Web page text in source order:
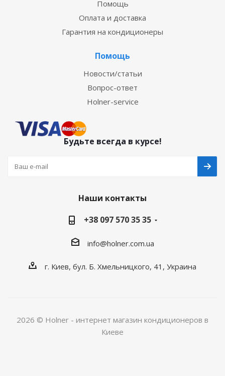
Помощь
Оплата и доставка
Гарантия на кондиционеры
Помощь
Новости/статьи
Вопрос-ответ
Holner-service
Будьте всегда в курсе!
Наши контакты
+38 097 570 35 35
info@holner.com.ua
г. Киев, бул. Б. Хмельницкого, 41, Украина
2026 © Holner - интернет магазин кондиционеров в
Киеве